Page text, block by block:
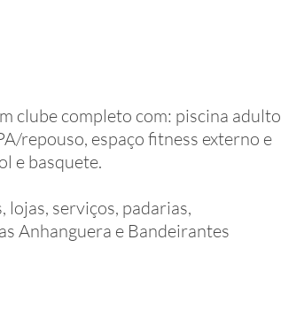
clube completo com: piscina adulto
repouso, espaço fitness externo e
e basquete.
lojas, serviços, padarias,
Anhanguera e Bandeirantes